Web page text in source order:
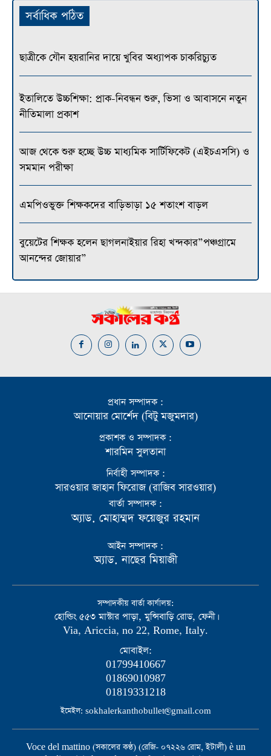
সর্বাধিক পঠিত
ছাত্রীকে যৌন হয়রানির দায়ে খুবির অধ্যাপক চাকরিচ্যুত
ইতালিতে উচ্চশিক্ষা: প্রাক-নিবন্ধন শুরু, ভিসা ও আবাসনে নতুন
নীতিমালা প্রকাশ
আজ থেকে শুরু হচ্ছে উচ্চ মাধ্যমিক সার্টিফিকেট (এইচএসসি) ও
সমমান পরীক্ষা
এমপিওভুক্ত শিক্ষকদের বাড়িভাড়া ১৫ শতাংশ বাড়ল
বুয়েটের শিক্ষক হলেন ছাগলনাইয়ার রিহা খন্দকার”পঞ্চগ্রামে
আনন্দের জোয়ার”
প্রধান সম্পাদক :
আনোয়ার মোর্শেদ (বিটু মজুমদার)
প্রকাশক ও সম্পাদক :
শারমিন সুলতানা
নির্বাহী সম্পাদক :
সারওয়ার জাহান ফিরোজ (রাজিব সারওয়ার)
বার্তা সম্পাদক :
অ্যাড. মোহাম্মদ ফয়েজুর রহমান
আইন সম্পাদক :
অ্যাড. নাছের মিয়াজী
সম্পাদকীয় বার্তা কার্যালয়:
হোল্ডিং ৫৫৩ মাস্টার পাড়া, মুন্সিবাড়ি রোড, ফেনী।
Via, Ariccia, no 22, Rome, Italy.
মোবাইল:
01799410667
01869010987
01819331218
ইমেইল: sokhalerkanthobullet@gmail.com
Voce del mattino (সকালের কণ্ঠ) (রেজি- ০৭২২৬ রোম, ইটালী) è un